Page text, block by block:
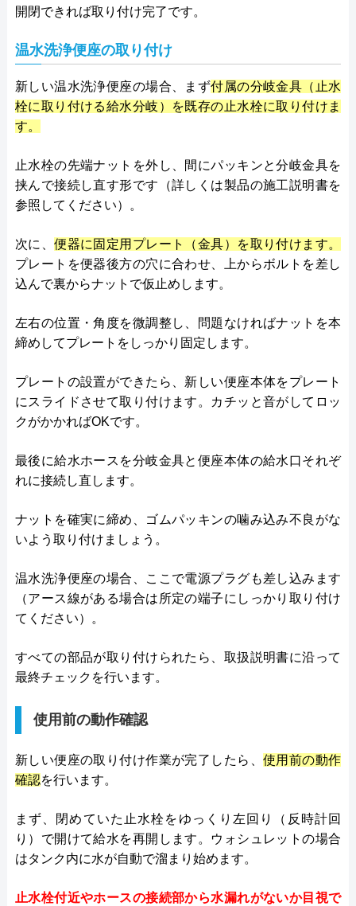
開閉できれば取り付け完了です。
温水洗浄便座の取り付け
新しい温水洗浄便座の場合、まず付属の分岐金具（止水
栓に取り付ける給水分岐）を既存の止水栓に取り付けま
す。
止水栓の先端ナットを外し、間にパッキンと分岐金具を
挟んで接続し直す形です（詳しくは製品の施工説明書を
参照してください）。
次に、便器に固定用プレート（金具）を取り付けます。
プレートを便器後方の穴に合わせ、上からボルトを差し
込んで裏からナットで仮止めします。
左右の位置・角度を微調整し、問題なければナットを本
締めしてプレートをしっかり固定します。
プレートの設置ができたら、新しい便座本体をプレート
にスライドさせて取り付けます。カチッと音がしてロッ
クがかかればOKです。
最後に給水ホースを分岐金具と便座本体の給水口それぞ
れに接続し直します。
ナットを確実に締め、ゴムパッキンの噛み込み不良がな
いよう取り付けましょう。
温水洗浄便座の場合、ここで電源プラグも差し込みます
（アース線がある場合は所定の端子にしっかり取り付け
てください）。
すべての部品が取り付けられたら、取扱説明書に沿って
最終チェックを行います。
使用前の動作確認
新しい便座の取り付け作業が完了したら、 使用前の動作
確認を行います。
まず、閉めていた止水栓をゆっくり左回り（反時計回
り）で開けて給水を再開します。ウォシュレットの場合
はタンク内に水が自動で溜まり始めます。
止水栓付近やホースの接続部から水漏れがないか目視で